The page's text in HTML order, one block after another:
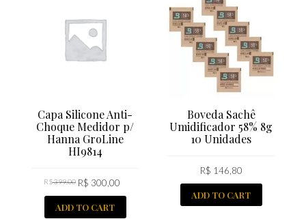
Capa Silicone Anti-
Choque Medidor p/
Hanna GroLine
HI9814
R$399,00 R$ 300,00
ADD TO CART
Boveda Sachê
Umidificador 58% 8g
10 Unidades
R$ 146,80
ADD TO CART